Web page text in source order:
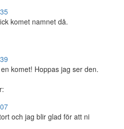
komet namnet då.
komet! Hoppas jag ser den.
och jag blir glad för att ni